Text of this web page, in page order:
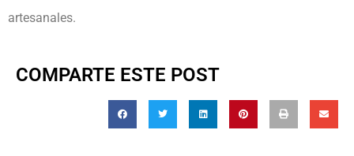
artesanales.
COMPARTE ESTE POST